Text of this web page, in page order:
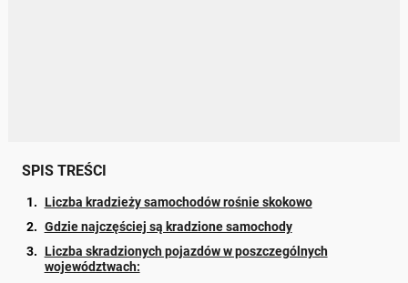
SPIS TREŚCI
Liczba kradzieży samochodów rośnie skokowo
Gdzie najczęściej są kradzione samochody
Liczba skradzionych pojazdów w poszczególnych
województwach: